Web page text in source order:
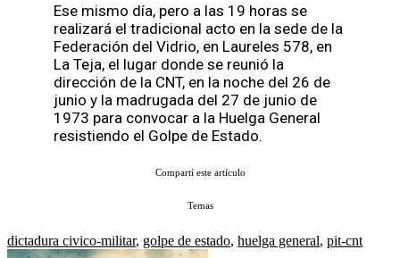
Ese mismo día, pero a las 19 horas se
realizará el tradicional acto en la sede de la
Federación del Vidrio, en Laureles 578, en
La Teja, el lugar donde se reunió la
dirección de la CNT, en la noche del 26 de
junio y la madrugada del 27 de junio de
1973 para convocar a la Huelga General
resistiendo el Golpe de Estado.
Compartí este artículo
Temas
dictadura civico-militar, golpe de estado, huelga general, pit-cnt